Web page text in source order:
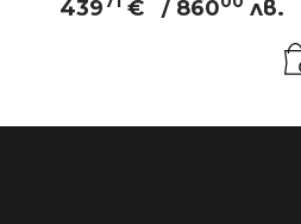
439 € / 860 лв.